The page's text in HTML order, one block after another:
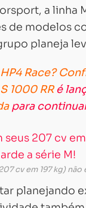
a linha
de modelos
planeja
Race?
1000 RRé
para
cv em 197 kg)
planejando